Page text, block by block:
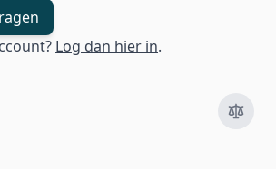
Log dan hier in.